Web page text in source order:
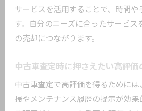
サービスを活用することで、時間や
す。自分のニーズに合ったサービス
の売却につながります。
中古車査定時に押さえたい高評価
中古車査定で高評価を得るために
掃やメンテナンス履歴の提示が効果